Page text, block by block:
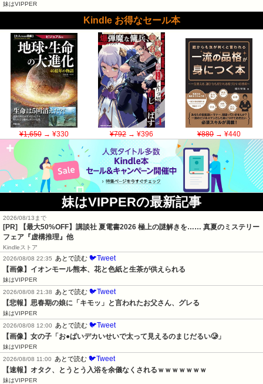
妹はVIPPER
Kindle お得なセール本
¥1,650→ ¥330 ¥792→ ¥396 ¥880→ ¥440
妹はVIPPERの最新記事
2026/08/13まで
[PR] 【最大50%OFF】講談社 夏電書2026 極上の謎解きを…… 真夏のミステリー
フェア『虚構推理』他
Kindleストア
2026/08/08 22:35
あとで読む 🐦Tweet
【画像】イオンモール熊本、花と色紙と生茶が供えられる
妹はVIPPER
2026/08/08 21:38
あとで読む 🐦Tweet
【悲報】思春期の娘に「キモッ」と言われたお父さん、グレる
妹はVIPPER
2026/08/08 12:00
あとで読む 🐦Tweet
【画像】女の子「お●ぱいデカいせいで太って見えるのまじだるい🥲」
妹はVIPPER
2026/08/08 11:00
あとで読む 🐦Tweet
【速報】オタク、とうとう入浴を余儀なくされるｗｗｗｗｗｗｗ
妹はVIPPER